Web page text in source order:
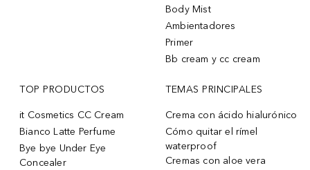
Body Mist
Ambientadores
Primer
Bb cream y cc cream
TOP PRODUCTOS
it Cosmetics CC Cream
Bianco Latte Perfume
Bye bye Under Eye
Concealer
TEMAS PRINCIPALES
Crema con ácido hialurónico
Cómo quitar el rímel
waterproof
Cremas con aloe vera